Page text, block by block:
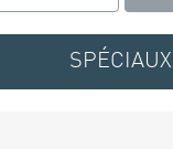
SPÉCIAUX